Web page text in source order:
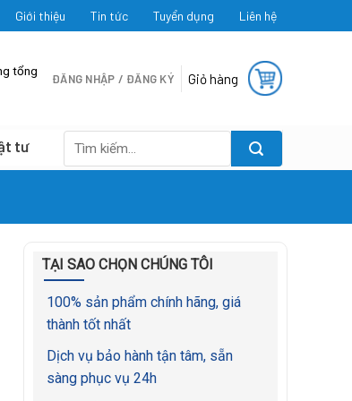
Giới thiệu Tin tức Tuyển dụng Liên hệ
tổng
ĐĂNG NHẬP / ĐĂNG KÝ Giỏ hàng
tư Tìm
TẠI SAO CHỌN CHÚNG TÔI
100% sản phẩm chính hãng, giá
thành tốt nhất
Dịch vụ bảo hành tận tâm, sẵn
sàng phục vụ 24h